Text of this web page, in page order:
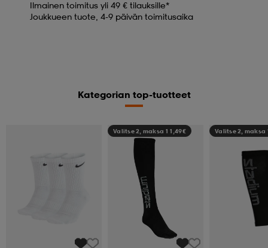
Ilmainen toimitus yli 49 € tilauksille*
Joukkueen tuote, 4-9 päivän toimitusaika
Kategorian top-tuotteet
Valitse 2, maksa 11,49€ Valitse 2, maksa